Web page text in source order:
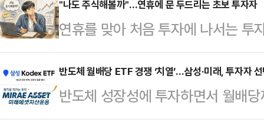
균 수익이 692만원으로 가장 컸다.
이란 전쟁 여파로 3월에는 398만
실…
트레이딩시스템(MTS) 내 한국콜
별도 기준(모회사 기준) 실적으로
해 1분기 연결 기준 매출이 전년
기 최대 매출이다. 같은 기간 영업
하지만 토스증권 MTS에서 한국콜
원으로, 영업…
"나도 주식해볼까"…연휴에 문 두드리는 초보 투자자
연휴를 맞아 처음 투자에 나서는 투
증권사들이 각종 혜택을 앞세운 신
에 따르면, 코스피·코스닥 합산
억원 수준에서 올해 4월 41조9000
약 3배 증가한 수준이다.최근 코스
반도체 월배당 ETF 경쟁 ‘치열’…삼성·미래, 투자자
반도체 성장성에 투자하면서 월배
상장지수펀드(ETF)가 매력적인 투